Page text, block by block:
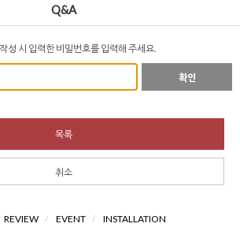
Q&A
성 시 입력한 비밀번호를 입력해 주세요.
확인
목록
취소
REVIEW / EVENT / INSTALLATION